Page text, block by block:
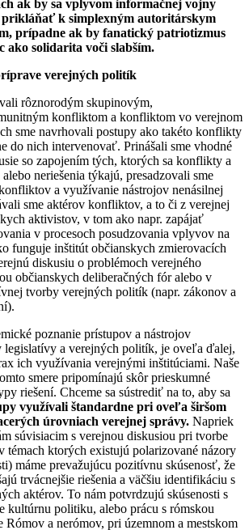
ak by sa vplyvom informačnej vojny
prikláňať k simplexným autoritárskym
prípadne ak by fanatický patriotizmus
ako solidarita voči slabším.
verejných politík
rôznorodým skupinovým,
konfliktom a konfliktom vo verejnom
sme navrhovali postupy ako takéto konflikty
do nich intervenovať. Prinášali sme vhodné
so zapojením tých, ktorých sa konflikty a
neriešenia týkajú, presadzovali sme
a využívanie nástrojov nenásilnej
sme aktérov konfliktov, a to či z verejnej
aktivistov, v tom ako napr. zapájať
v procesoch posudzovania vplyvov na
funguje inštitút občianskych zmierovacích
diskusiu o problémoch verejného
občianskych deliberačných fór alebo v
tvorby verejných politík (napr. zákonov a
poznanie prístupov a nástrojov
legislatívy a verejných politík, je oveľa ďalej,
ich využívania verejnými inštitúciami. Naše
smere pripomínajú skôr prieskumné
riešení. Chceme sa sústrediť na to, aby sa
využívali štandardne pri oveľa širšom
úrovniach verejnej správy. Napriek
súvisiacim s verejnou diskusiou pri tvorbe
témach ktorých existujú polarizované názory
máme prevažujúcu pozitívnu skúsenosť, že
trvácnejšie riešenia a väčšiu identifikáciu s
aktérov. To nám potvrdzujú skúsenosti s
kultúrnu politiku, alebo prácu s rómskou
Rómov a nerómov, pri územnom a mestskom